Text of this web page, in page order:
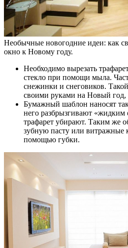
Необычные новогодние идеи: как
окно к Новому году.
Необходимо вырезать
стекло при помощи мыла.
снежинки и снеговиков.
своими руками на Новый год,
Бумажный шаблон наносят
него разбрызгивают «жидким
трафарет убирают. Таким же
зубную пасту или витражные
помощью губки.